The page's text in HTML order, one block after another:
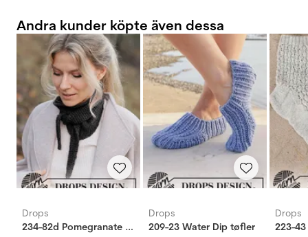
Andra kunder köpte även dessa
Drops
234-82d Pomegranate Shawl
Drops
209-23 Water Dip tøfler
Drops
223-43